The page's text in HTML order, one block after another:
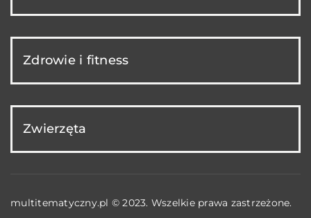
Zdrowie i fitness
Zwierzęta
multitematyczny.pl © 2023. Wszelkie prawa zastrzeżone.